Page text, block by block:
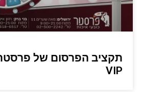
תקציב הפרסום של
VIP